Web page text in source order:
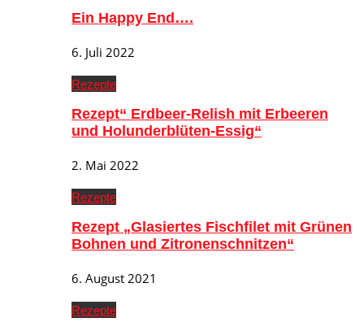
Ein Happy End….
6. Juli 2022
Rezepte
Rezept“ Erdbeer-Relish mit Erbeeren
und Holunderblüten-Essig“
2. Mai 2022
Rezepte
Rezept „Glasiertes Fischfilet mit Grünen
Bohnen und Zitronenschnitzen“
6. August 2021
Rezepte